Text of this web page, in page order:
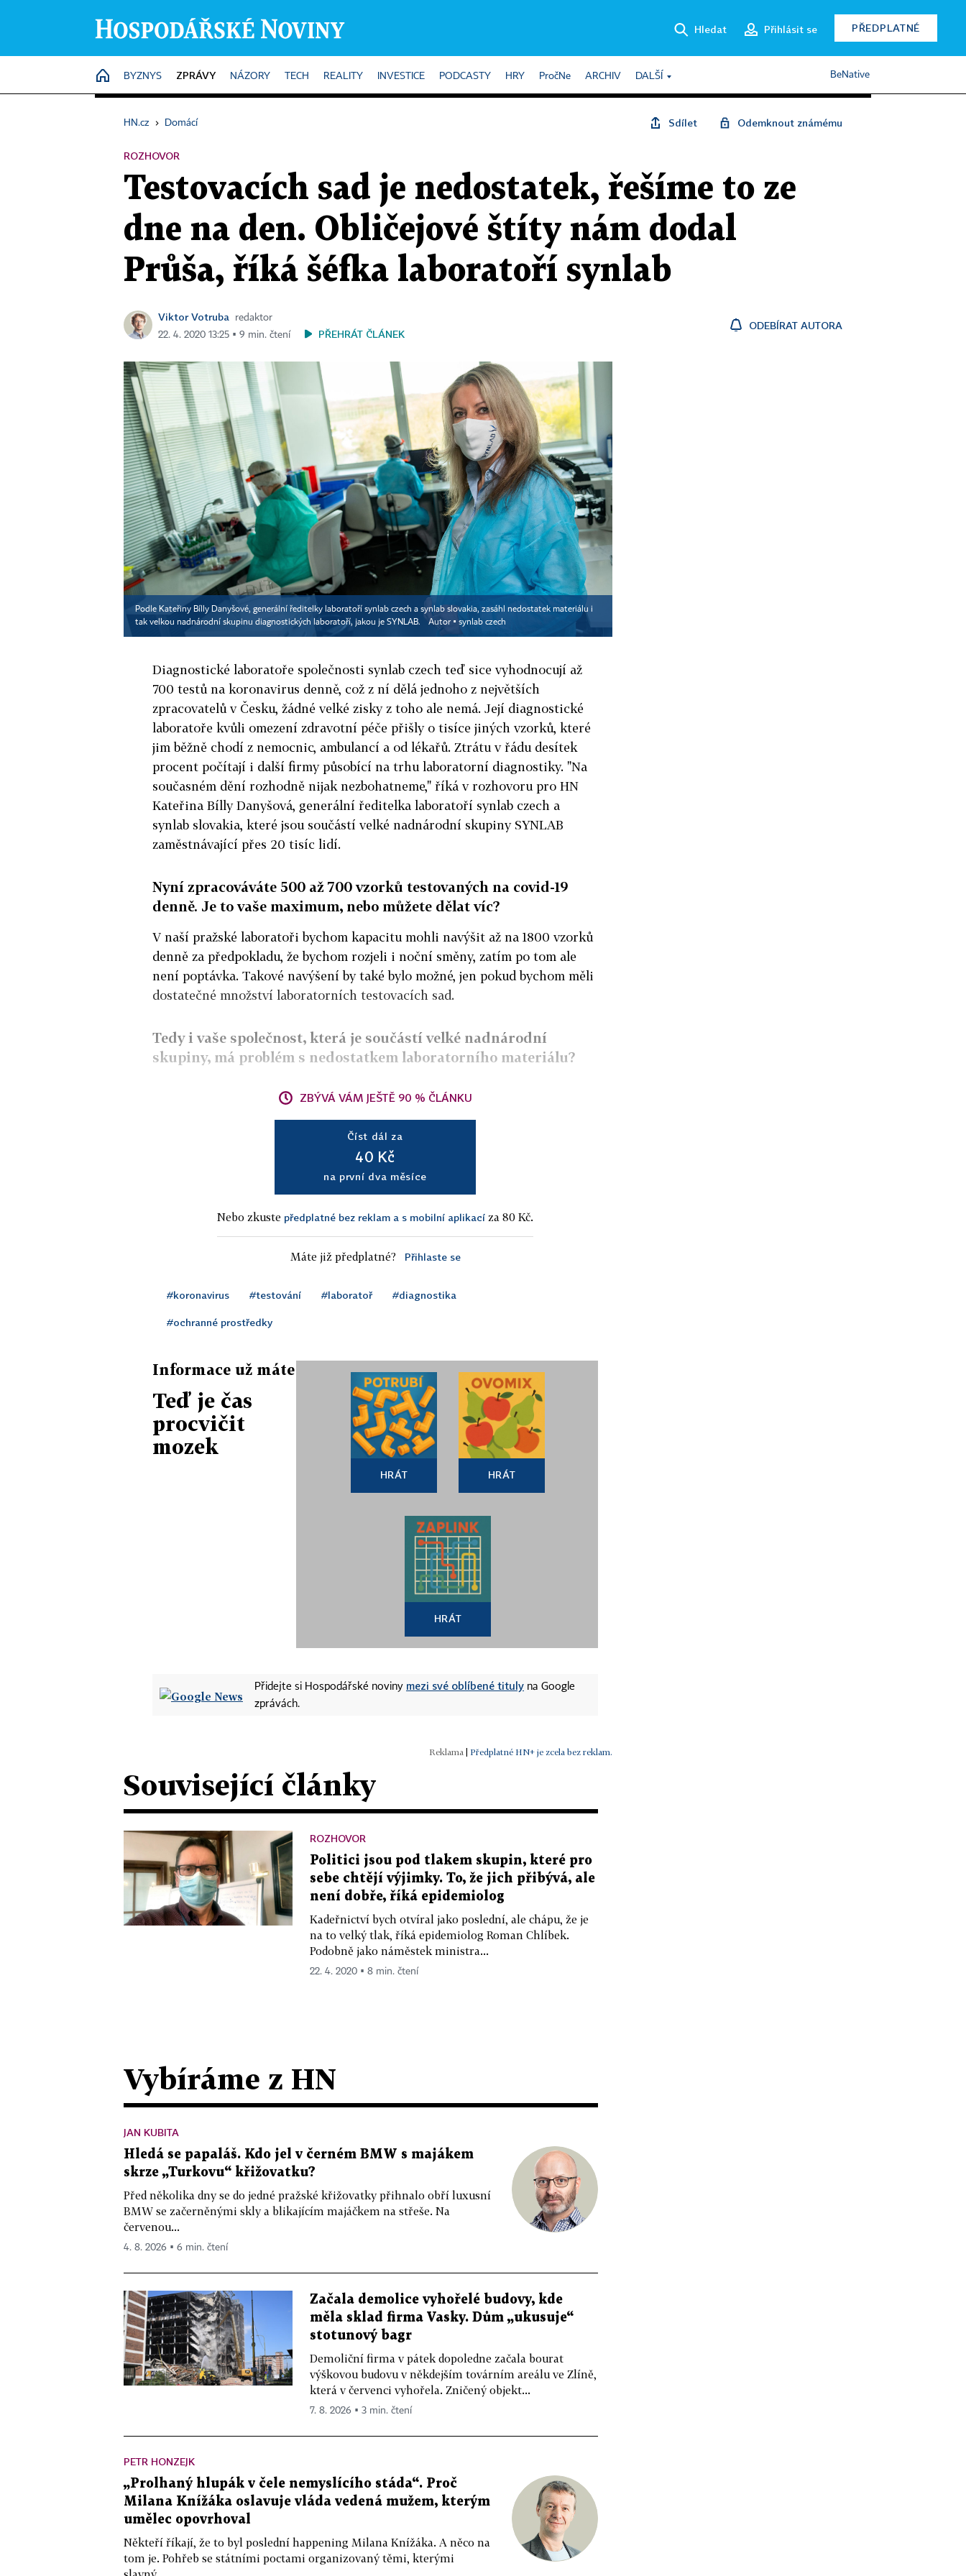
Hledat Přihlásit se PŘEDPLATNÉ
HOME
BYZNYS ZPRÁVY NÁZORY TECH REALITY INVESTICE PODCASTY HRY PročNe ARCHIV DALŠÍ BeNative
HN.cz › Domácí Sdílet Odemknout známému
ROZHOVOR
Testovacích sad je nedostatek, řešíme to ze
dne na den. Obličejové štíty nám dodal
Průša, říká šéfka laboratoří synlab
Viktor Votruba
redaktor
22. 4. 2020 13:25 ▪ 9 min. čtení
PŘEHRÁT ČLÁNEK
ODEBÍRAT AUTORA
Podle Kateřiny Bílly Danyšové, generální ředitelky laboratoří synlab czech a synlab slovakia, zasáhl nedostatek materiálu i
tak velkou nadnárodní skupinu diagnostických laboratoří, jakou je SYNLAB.
Autor ▪ synlab czech
Diagnostické laboratoře společnosti synlab czech teď sice vyhodnocují až
700 testů na koronavirus denně, což z ní dělá jednoho z největších
zpracovatelů v Česku, žádné velké zisky z toho ale nemá. Její diagnostické
laboratoře kvůli omezení zdravotní péče přišly o tisíce jiných vzorků, které
jim běžně chodí z nemocnic, ambulancí a od lékařů. Ztrátu v řádu desítek
procent počítají i další firmy působící na trhu laboratorní diagnostiky. "Na
současném dění rozhodně nijak nezbohatneme," říká v rozhovoru pro HN
Kateřina Bílly Danyšová, generální ředitelka laboratoří synlab czech a
synlab slovakia, které jsou součástí velké nadnárodní skupiny SYNLAB
zaměstnávající přes 20 tisíc lidí.
Nyní zpracováváte 500 až 700 vzorků testovaných na covid-19
denně. Je to vaše maximum, nebo můžete dělat víc?
V naší pražské laboratoři bychom kapacitu mohli navýšit až na 1800 vzorků
denně za předpokladu, že bychom rozjeli i noční směny, zatím po tom ale
není poptávka. Takové navýšení by také bylo možné, jen pokud bychom měli
dostatečné množství laboratorních testovacích sad.
Tedy i vaše společnost, která je součástí velké nadnárodní
skupiny, má problém s nedostatkem laboratorního materiálu?
ZBÝVÁ VÁM JEŠTĚ 90 % ČLÁNKU
Číst dál za
40 Kč
na první dva měsíce
Nebo zkuste předplatné bez reklam a s mobilní aplikací za 80 Kč.
Máte již předplatné? Přihlaste se
#koronavirus #testování #laboratoř #diagnostika
#ochranné prostředky
Informace už máte
Teď je čas
procvičit
mozek
HRÁT HRÁT
HRÁT
Přidejte si Hospodářské noviny mezi své oblíbené tituly na Google
zprávách.
| Předplatné HN+ je zcela bez reklam.
Související články
ROZHOVOR
Politici jsou pod tlakem skupin, které pro
sebe chtějí výjimky. To, že jich přibývá, ale
není dobře, říká epidemiolog
Kadeřnictví bych otvíral jako poslední, ale chápu, že je
na to velký tlak, říká epidemiolog Roman Chlíbek.
Podobně jako náměstek ministra...
22. 4. 2020 ▪ 8 min. čtení
Vybíráme z HN
JAN KUBITA
Hledá se papaláš. Kdo jel v černém BMW s majákem
skrze „Turkovu“ křižovatku?
Před několika dny se do jedné pražské křižovatky přihnalo obří luxusní
BMW se začerněnými skly a blikajícím majáčkem na střeše. Na
červenou...
4. 8. 2026 ▪ 6 min. čtení
Začala demolice vyhořelé budovy, kde
měla sklad firma Vasky. Dům „ukusuje“
stotunový bagr
Demoliční firma v pátek dopoledne začala bourat
výškovou budovu v někdejším továrním areálu ve Zlíně,
která v červenci vyhořela. Zničený objekt...
7. 8. 2026 ▪ 3 min. čtení
PETR HONZEJK
„Prolhaný hlupák v čele nemyslícího stáda“. Proč
Milana Knížáka oslavuje vláda vedená mužem, kterým
umělec opovrhoval
Někteří říkají, že to byl poslední happening Milana Knížáka. A něco na
tom je. Pohřeb se státními poctami organizovaný těmi, kterými